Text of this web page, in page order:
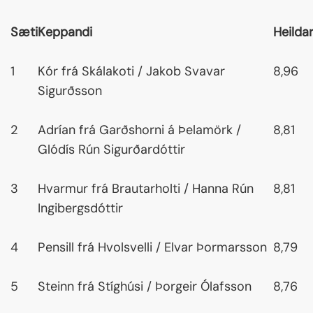
SætiKeppandi
1
Kór frá Skálakoti / Jakob Svavar
Sigurðsson
8,96
2
Adrían frá Garðshorni á Þelamörk /
Glódís Rún Sigurðardóttir
8,81
3
Hvarmur frá Brautarholti / Hanna Rún
Ingibergsdóttir
8,81
4 Pensill frá Hvolsvelli / Elvar Þormarsson 8,79
5 Steinn frá Stíghúsi / Þorgeir Ólafsson 8,76